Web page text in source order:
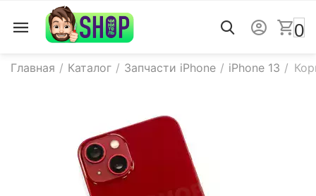
0
Главная / Каталог / Запчасти iPhone / iPhone 13 /